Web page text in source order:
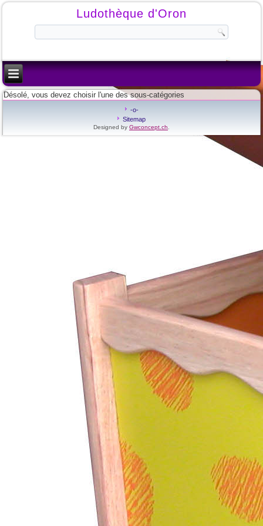
Ludothèque d'Oron
Désolé, vous devez choisir l'une des sous-catégories
-o-
Sitemap
Designed by Gwconcept.ch